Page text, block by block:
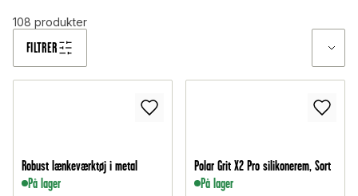
FILTRER
108 produkter
Robust lænkeværktøj i metal
På lager
Polar Grit X2 Pro silikonerem, Sort
På lager